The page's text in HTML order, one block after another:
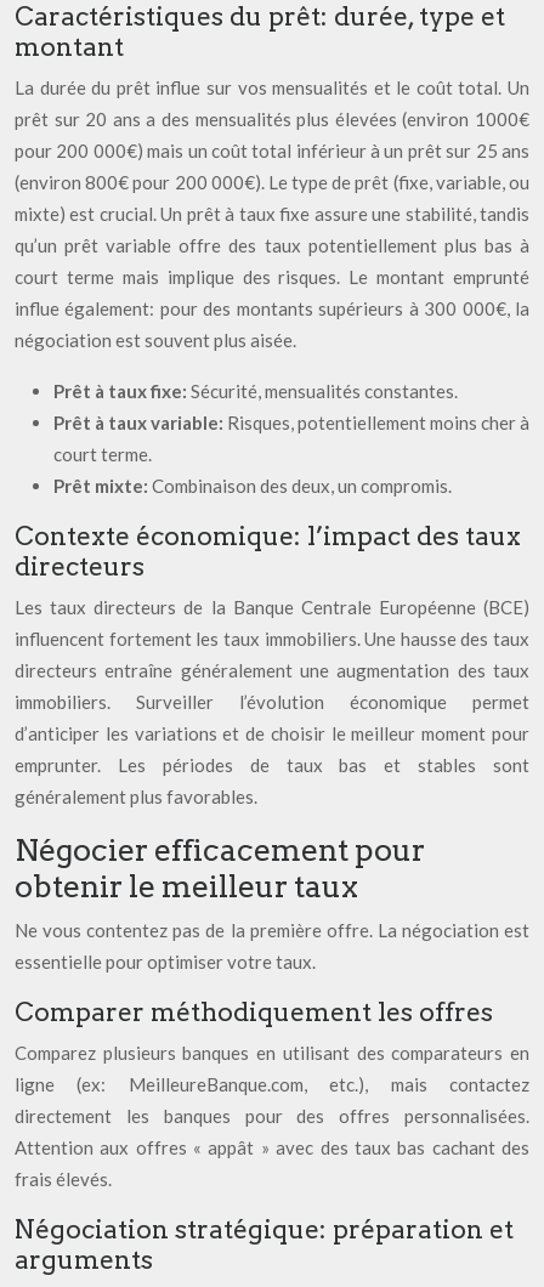
Caractéristiques du prêt: durée, type et
montant
La durée du prêt influe sur vos mensualités et le coût total. Un
prêt sur 20 ans a des mensualités plus élevées (environ 1000€
pour 200 000€) mais un coût total inférieur à un prêt sur 25 ans
(environ 800€ pour 200 000€). Le type de prêt (fixe, variable, ou
mixte) est crucial. Un prêt à taux fixe assure une stabilité, tandis
qu’un prêt variable offre des taux potentiellement plus bas à
court terme mais implique des risques. Le montant emprunté
influe également: pour des montants supérieurs à 300 000€, la
négociation est souvent plus aisée.
Prêt à taux fixe: Sécurité, mensualités constantes.
Prêt à taux variable: Risques, potentiellement moins cher à
court terme.
Prêt mixte: Combinaison des deux, un compromis.
Contexte économique: l’impact des taux
directeurs
Les taux directeurs de la Banque Centrale Européenne (BCE)
influencent fortement les taux immobiliers. Une hausse des taux
directeurs entraîne généralement une augmentation des taux
immobiliers. Surveiller l’évolution économique permet
d’anticiper les variations et de choisir le meilleur moment pour
emprunter. Les périodes de taux bas et stables sont
généralement plus favorables.
Négocier efficacement pour
obtenir le meilleur taux
Ne vous contentez pas de la première offre. La négociation est
essentielle pour optimiser votre taux.
Comparer méthodiquement les offres
Comparez plusieurs banques en utilisant des comparateurs en
ligne (ex: MeilleureBanque.com, etc.), mais contactez
directement les banques pour des offres personnalisées.
Attention aux offres « appât » avec des taux bas cachant des
frais élevés.
Négociation stratégique: préparation et
arguments